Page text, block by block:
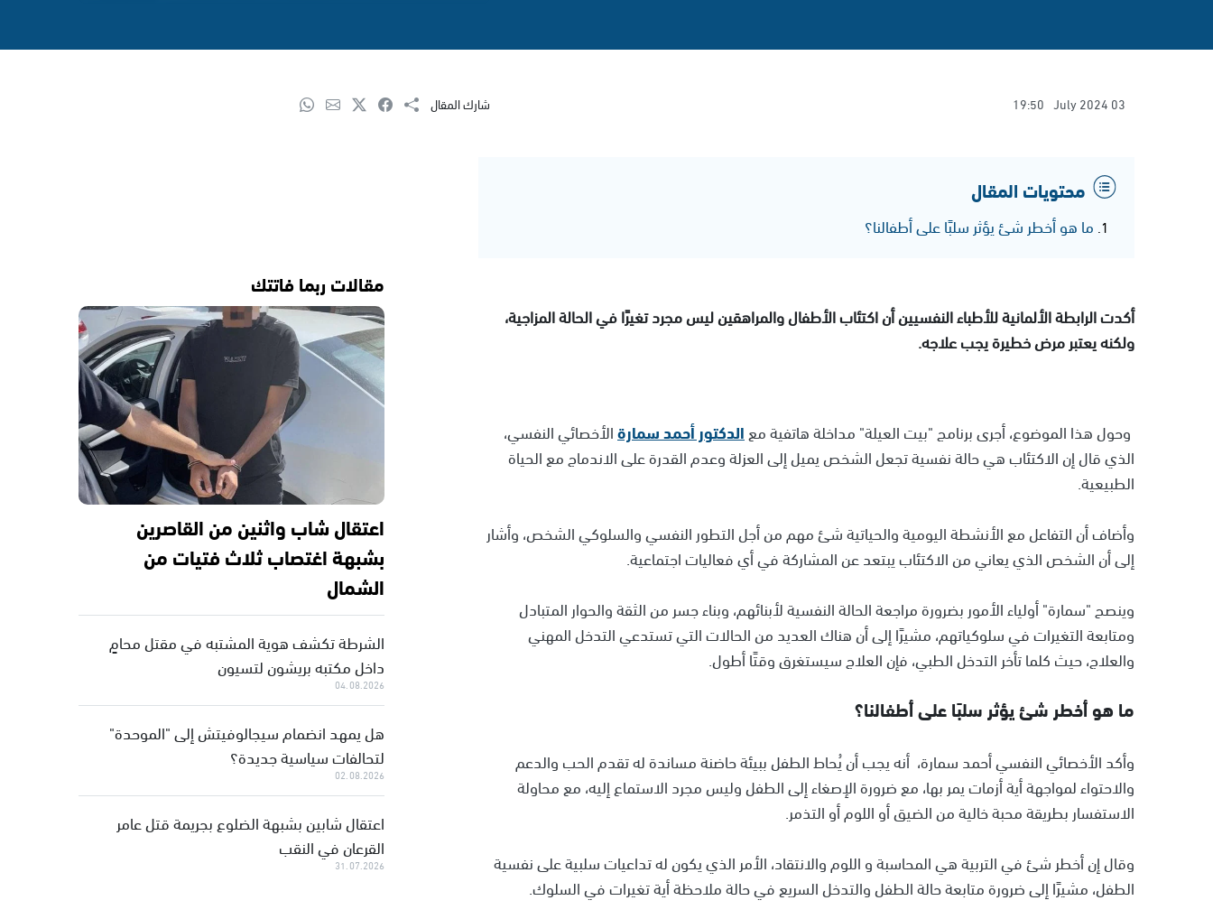
03 July 2024
19:50 شارك المقال
محتويات المقال
ما هو أخطر شئ يؤثر سلبًا على أطفالنا؟
أكدت الرابطة الألمانية للأطباء النفسيين أن اكتئاب الأطفال والمراهقين ليس مجرد تغيرًا في الحالة المزاجية،
ولكنه يعتبر مرض خطيرة يجب علاجه.
وحول هذا الموضوع، أجرى برنامج "بيت العيلة" مداخلة هاتفية معالدكتور أحمد سمارةالأخصائي النفسي،
الذي قال إن الاكتئاب هي حالة نفسية تجعل الشخص يميل إلى العزلة وعدم القدرة على الاندماج مع الحياة
الطبيعية.
وأضاف أن التفاعل مع الأنشطة اليومية والحياتية شئ مهم من أجل التطور النفسي والسلوكي الشخص، وأشار
إلى أن الشخص الذي يعاني من الاكتئاب يبتعد عن المشاركة في أي فعاليات اجتماعية.
وينصح "سمارة" أولياء الأمور بضرورة مراجعة الحالة النفسية لأبنائهم، وبناء جسر من الثقة والحوار المتبادل
ومتابعة التغيرات في سلوكياتهم، مشيرًا إلى أن هناك العديد من الحالات التي تستدعي التدخل المهني
والعلاج، حيث كلما تأخر التدخل الطبي، فإن العلاج سيستغرق وقتًا أطول.
ما هو أخطر شئ يؤثر سلبًا على أطفالنا؟
وأكد الأخصائي النفسي أحمد سمارة، أنه يجب أن يُحاط الطفل ببيئة حاضنة مساندة له تقدم الحب والدعم
والاحتواء لمواجهة أية أزمات يمر بها، مع ضرورة الإصغاء إلى الطفل وليس مجرد الاستماع إليه، مع محاولة
الاستفسار بطريقة محبة خالية من الضيق أو اللوم أو التذمر.
وقال إن أخطر شئ في التربية هي المحاسبة و اللوم والانتقاد، الأمر الذي يكون له تداعيات سلبية على نفسية
الطفل، مشيرًا إلى ضرورة متابعة حالة الطفل والتدخل السريع في حالة ملاحظة أية تغيرات في السلوك.
مقالات ربما فاتتك
اعتقال شاب واثنين من القاصرين
بشبهة اغتصاب ثلاث فتيات من
الشمال
الشرطة تكشف هوية المشتبه في مقتل محامٍ
داخل مكتبه بريشون لتسيون
04.08.2026
هل يمهد انضمام سيجالوفيتش إلى "الموحدة"
لتحالفات سياسية جديدة؟
02.08.2026
اعتقال شابين بشبهة الضلوع بجريمة قتل عامر
القرعان في النقب
31.07.2026